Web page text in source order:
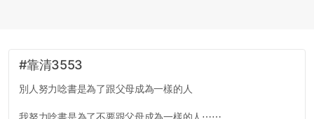
#靠清3553
別人努力唸書是為了跟父母成為一樣的人
我努力唸書是為了不要跟父母成為一樣的人⋯⋯